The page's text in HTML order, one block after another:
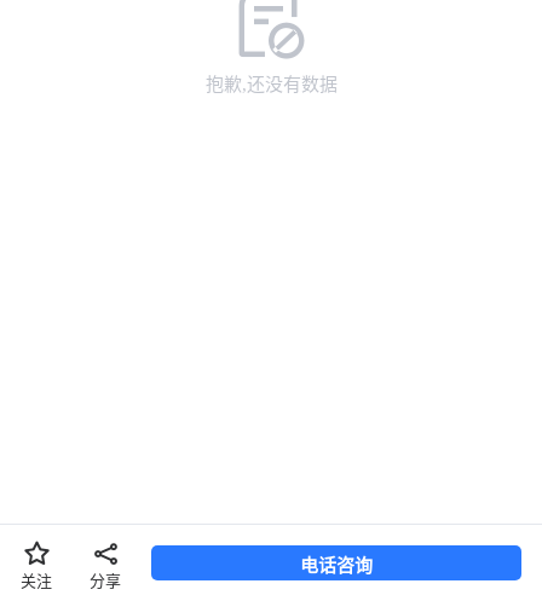
抱歉,还没有数据
关注 分享
电话咨询
长按二维码，识别添加联系TA